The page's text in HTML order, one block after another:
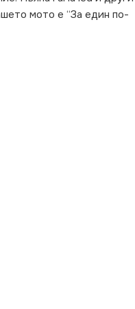
мото е “За един по-